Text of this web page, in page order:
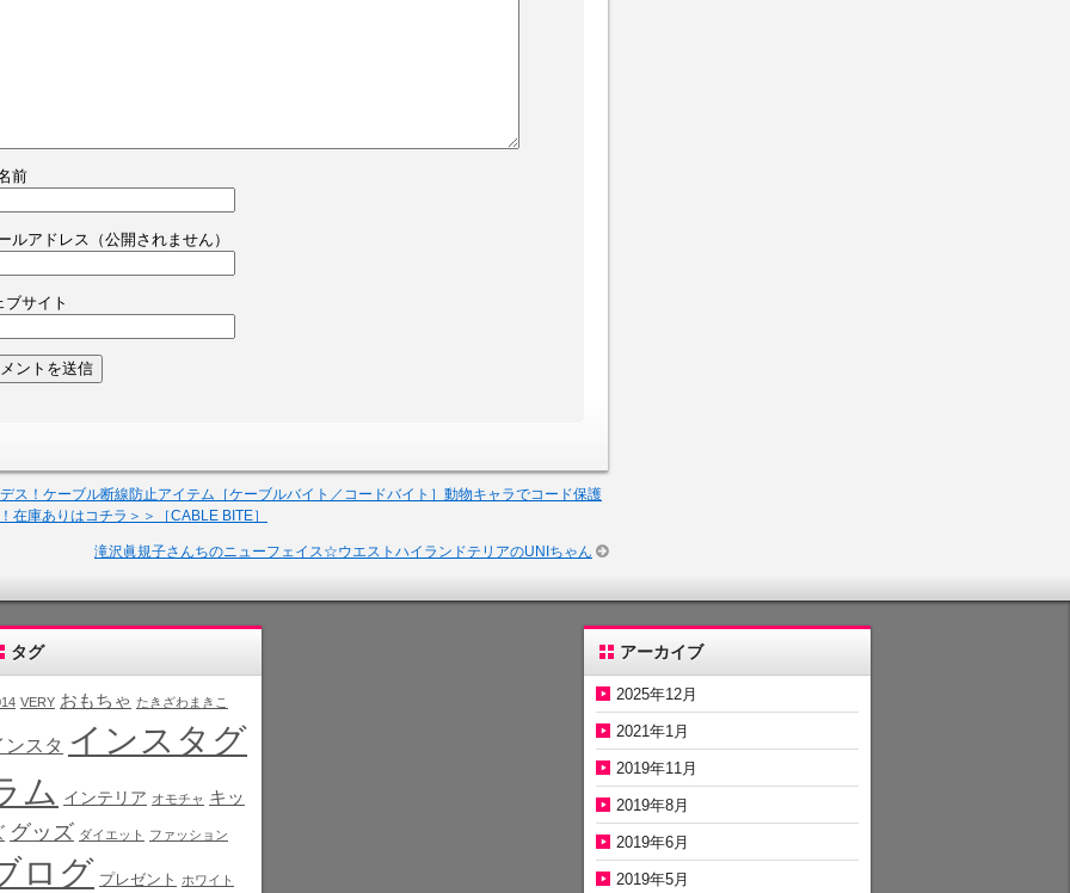
前
ルアドレス（公開されません）
ブサイト
ス！ケーブル断線防止アイテム［ケーブルバイト／コードバイト］動物キャラでコード保護
在庫ありはコチラ＞＞［CABLE BITE］
滝沢眞規子さんちのニューフェイス☆ウエストハイランドテリアのUNIちゃん
タグ
VERY おもちゃ たきざわまきこ
ンスタ インスタグ
ム インテリア オモチャ キッ
グッズ ダイエット ファッション
ログ プレゼント ホワイト
アーカイブ
2025年12月
2021年1月
2019年11月
2019年8月
2019年6月
2019年5月